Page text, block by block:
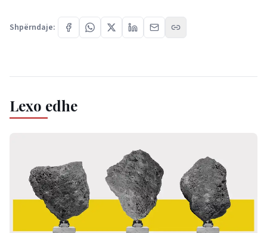
Shpërndaje:
Lexo edhe